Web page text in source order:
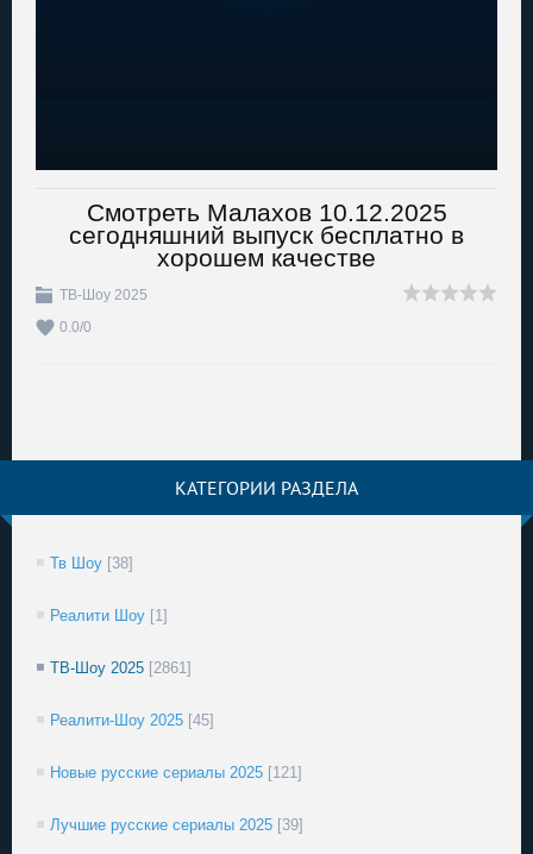
Смотреть Малахов 10.12.2025
сегодняшний выпуск бесплатно в
хорошем качестве
ТВ-Шоу 2025
0.0/0
КАТЕГОРИИ РАЗДЕЛА
Тв Шоу [38]
Реалити Шоу [1]
ТВ-Шоу 2025 [2861]
Реалити-Шоу 2025 [45]
Новые русские сериалы 2025 [121]
Лучшие русские сериалы 2025 [39]